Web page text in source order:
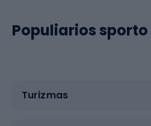
Populiarios
Turizmas